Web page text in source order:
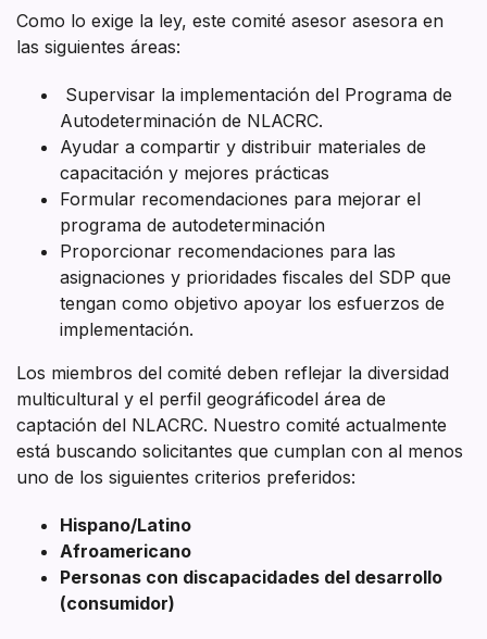
Como lo exige la ley, este comité asesor asesora en
las siguientes áreas:
Supervisar la implementación del Programa de
Autodeterminación de NLACRC.
Ayudar a compartir y distribuir materiales de
capacitación y mejores prácticas
Formular recomendaciones para mejorar el
programa de autodeterminación
Proporcionar recomendaciones para las
asignaciones y prioridades fiscales del SDP que
tengan como objetivo apoyar los esfuerzos de
implementación.
Los miembros del comité deben reflejar la diversidad
multicultural y el perfil geográficodel área de
captación del NLACRC. Nuestro comité actualmente
está buscando solicitantes que cumplan con al menos
uno de los siguientes criterios preferidos:
Hispano/Latino
Afroamericano
Personas con discapacidades del desarrollo
(consumidor)